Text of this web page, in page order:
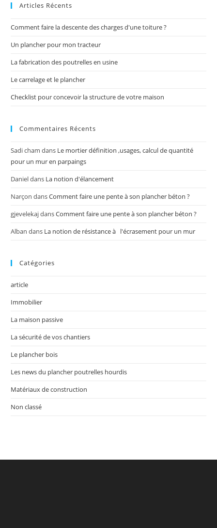
Articles Récents
Comment faire la descente des charges d'une toiture ?
Un plancher pour mon tracteur
La fabrication des poutrelles en usine
Le carrelage et le plancher
Checklist pour concevoir la structure de votre maison
Commentaires Récents
Sadi cham dans Le mortier définition ,usages, calcul de quantité
pour un mur en parpaings
Danieldans La notion d'élancement
Narçon dansComment faire une pente à son plancher béton ?
gjevelekajdansComment faire une pente à son plancher béton ?
Alban dans La notion de résistance à l'écrasement pour un mur
Catégories
article
Immobilier
La maison passive
La sécurité de vos chantiers
Le plancher bois
Les news du plancher poutrelles hourdis
Matériaux de construction
Non classé